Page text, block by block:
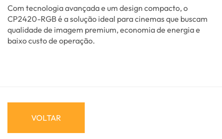
Com tecnologia avançada e um design compacto, o
CP2420-RGB é a solução ideal para cinemas que buscam
qualidade de imagem premium, economia de energia e
baixo custo de operação.
VOLTAR